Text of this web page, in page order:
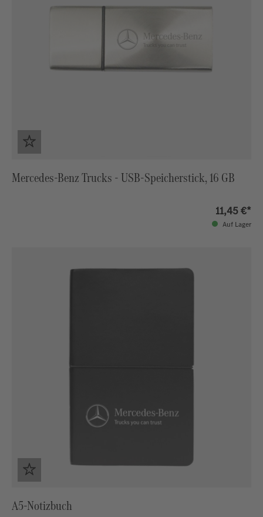
Mercedes-Benz Trucks - USB-Speicherstick, 16 GB
11,45 €*
Auf Lager
A5-Notizbuch